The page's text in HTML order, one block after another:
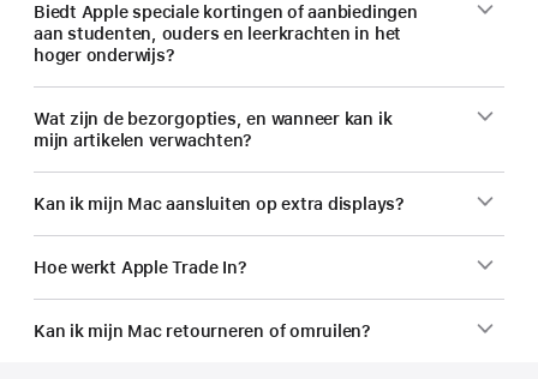
Biedt Apple speciale kortingen of aanbiedingen
aan studenten, ouders en leerkrachten in het
hoger onderwijs?
Wat zijn de bezorgopties, en wanneer kan ik
mijn artikelen verwachten?
Kan ik mijn Mac aansluiten op extra displays?
Hoe werkt Apple Trade In?
Kan ik mijn Mac retourneren of omruilen?